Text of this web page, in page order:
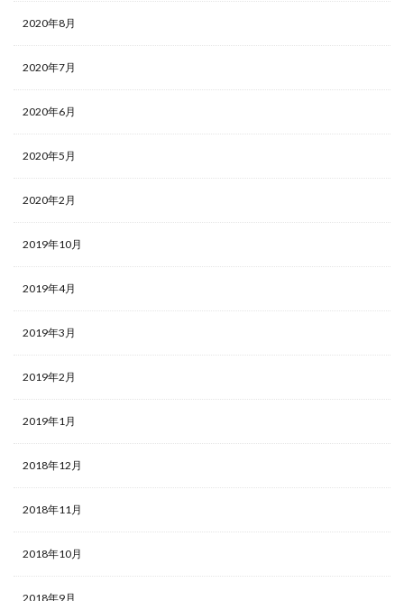
2020年8月
2020年7月
2020年6月
2020年5月
2020年2月
2019年10月
2019年4月
2019年3月
2019年2月
2019年1月
2018年12月
2018年11月
2018年10月
2018年9月